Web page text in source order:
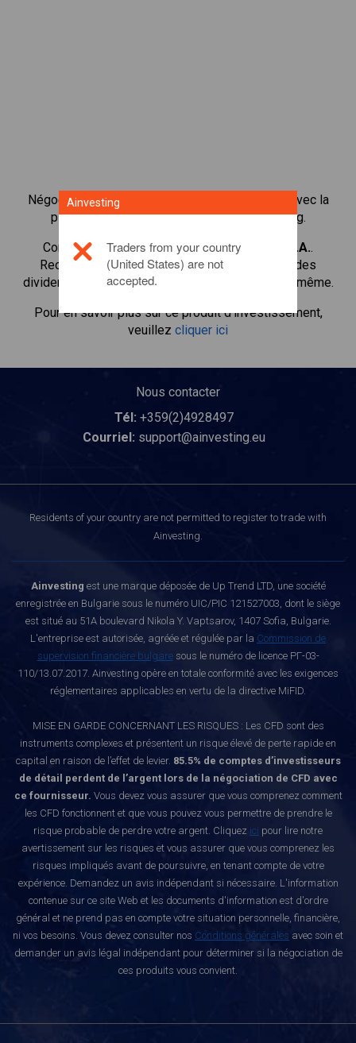
Négocier plus de 1 000 actions internationales avec la
plateforme de négociation CFD de Ainvesting.
Commencer à négocier les CFD enTenaris S.A..
Recevoir des cotes en temps réel et recevoir des
dividendes comme si vous déteniez l'action elle-même.
Pour en savoir plus sur ce produit d'investissement,
veuillez cliquer ici
Nous contacter
Tél: +359(2)4928497
Courriel: support@ainvesting.eu
Residents of your country are not permitted to register to trade with
Ainvesting.
Ainvesting est une marque déposée de Up Trend LTD, une société
enregistrée en Bulgarie sous le numéro UIC/PIC 121527003, dont le siège
est situé au 51A boulevard Nikola Y. Vaptsarov, 1407 Sofia, Bulgarie.
L'entreprise est autorisée, agréée et régulée par la Commission de
supervision financière bulgaresous le numéro de licence РГ-03-
110/13.07.2017. Ainvesting opère en totale conformité avec les exigences
réglementaires applicables en vertu de la directive MiFID.
MISE EN GARDE CONCERNANT LES RISQUES : Les CFD sont des
instruments complexes et présentent un risque élevé de perte rapide en
capital en raison de l’effet de levier. 85.5% de comptes d’investisseurs
de détail perdent de l’argent lors de la négociation de CFD avec
ce fournisseur. Vous devez vous assurer que vous comprenez comment
les CFD fonctionnent et que vous pouvez vous permettre de prendre le
risque probable de perdre votre argent. Cliquez ici pour lire notre
avertissement sur les risques et vous assurer que vous comprenez les
risques impliqués avant de poursuivre, en tenant compte de votre
expérience. Demandez un avis indépendant si nécessaire. L'information
contenue sur ce site Web et les documents d'information est d'ordre
général et ne prend pas en compte votre situation personnelle, financière,
ni vos besoins. Vous devez consulter nos Conditions générales avec soin et
demander un avis légal indépendant pour déterminer si la négociation de
ces produits vous convient.
Ainvesting
Traders from your country
(United States) are not
accepted.